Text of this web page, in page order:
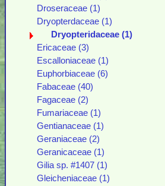
Droseraceae (1)
Dryopterdaceae (1)
Dryopteridaceae (1)
Ericaceae (3)
Escalloniaceae (1)
Euphorbiaceae (6)
Fabaceae (40)
Fagaceae (2)
Fumariaceae (1)
Gentianaceae (1)
Geraniaceae (2)
Geranicaceae (1)
Gilia sp. #1407 (1)
Gleicheniaceae (1)